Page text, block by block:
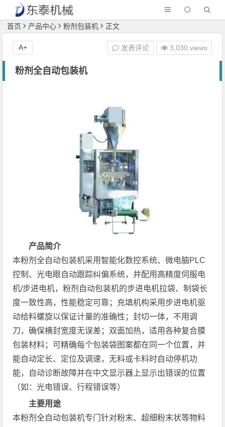
首页 产品中心 粉剂包装机 正文
粉剂全自动包装机
产品简介
本粉剂全自动包装机采用智能化数控系统、微电脑PLC
控制、光电眼自动跟踪纠偏系统，并配用高精度伺服电
机/步进电机，粉剂自动包装机的步进电机拉袋、制袋长
度一致性高，性能稳定可靠；充填机构采用步进电机驱
动给料螺旋以保证计量的准确性；封切一体，不用调
刀，确保横封宽度无误差；双面加热，适用各种复合膜
包装材料；可精确每个包装袋图案都在同一个位置，并
能自动定长、定位及调速，无料或卡料时自动停机功
能，自动诊断故障并在中文显示器上显示出错误的位置
（如：光电错误、行程错误等）
主要用途
本粉剂全自动包装机专门针对粉末、超细粉末状等物料
发表评论 3,030 views
A+